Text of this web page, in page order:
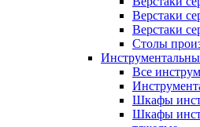
Верстаки
Верстаки
Столы
Все
Шкафы
Шкафы